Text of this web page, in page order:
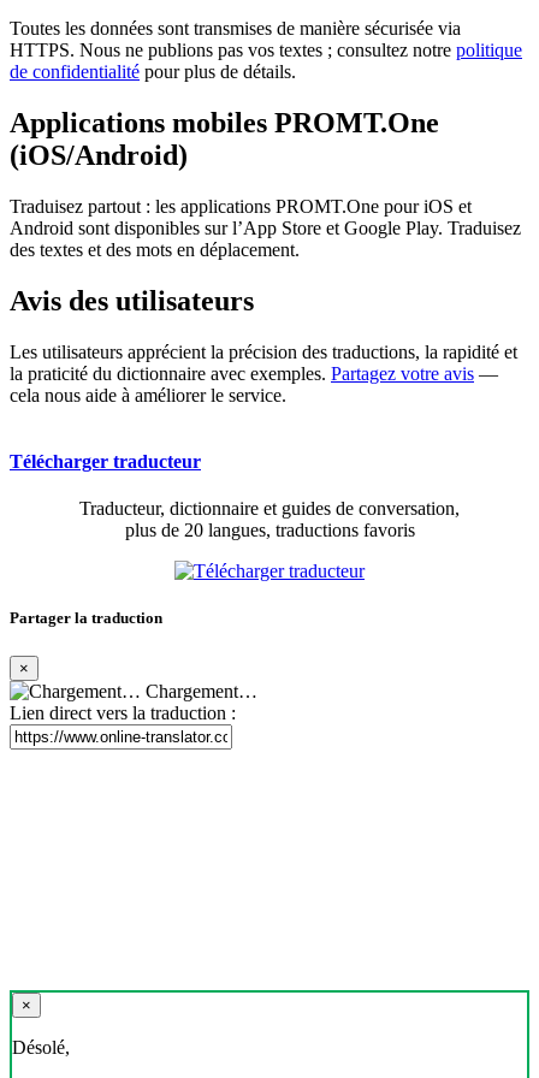
Toutes les données sont transmises de manière sécurisée via
HTTPS. Nous ne publions pas vos textes ; consultez notre politique
de confidentialité pour plus de détails.
Applications mobiles PROMT.One
(iOS/Android)
Traduisez partout : les applications PROMT.One pour iOS et
Android sont disponibles sur l’App Store et Google Play. Traduisez
des textes et des mots en déplacement.
Avis des utilisateurs
Les utilisateurs apprécient la précision des traductions, la rapidité et
la praticité du dictionnaire avec exemples. Partagez votre avis —
cela nous aide à améliorer le service.
Télécharger traducteur
Traducteur, dictionnaire et guides de conversation,
plus de 20 langues, traductions favoris
Partager la traduction
×
Chargement…
Lien direct vers la traduction :
×
Désolé,